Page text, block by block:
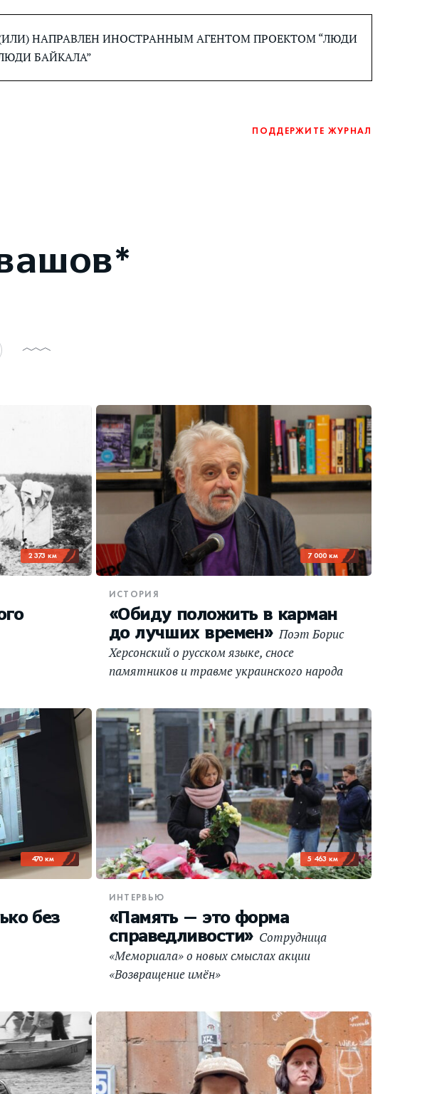
НАПРАВЛЕН ИНОСТРАННЫМ АГЕНТОМ ПРОЕКТОМ “ЛЮДИ
БАЙКАЛА”
ПОДДЕРЖИТЕ ЖУРНАЛ
2 373 км 7 000 км
ИСТОРИЯ
«Обиду положить в карман
до лучших времен» Поэт Борис
Херсонский о русском языке, сносе
памятников и травме украинского народа
470 км
без
5 463 км
ИНТЕРВЬЮ
«Память — это форма
справедливости» Сотрудница
«Мемориала» о новых смыслах акции
«Возвращение имён»